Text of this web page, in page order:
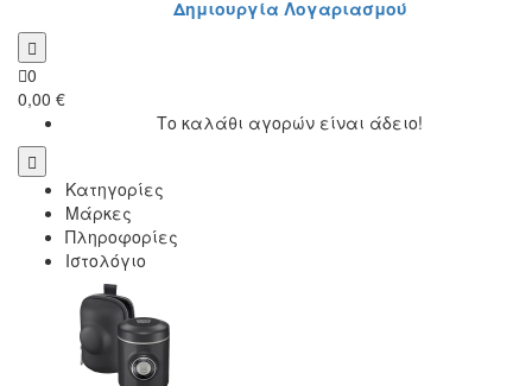
Δημιουργία Λογαριασμού
0
0,00 €
Το καλάθι αγορών είναι άδειο!
Κατηγορίες
Μάρκες
Πληροφορίες
Ιστολόγιο